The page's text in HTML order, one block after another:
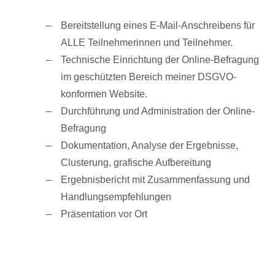
Bereitstellung eines E-Mail-Anschreibens für
ALLE Teilnehmerinnen und Teilnehmer.
Technische Einrichtung der Online-Befragung
im geschützten Bereich meiner DSGVO-
konformen Website.
Durchführung und Administration der Online-
Befragung
Dokumentation, Analyse der Ergebnisse,
Clusterung, grafische Aufbereitung
Ergebnisbericht mit Zusammenfassung und
Handlungsempfehlungen
Präsentation vor Ort